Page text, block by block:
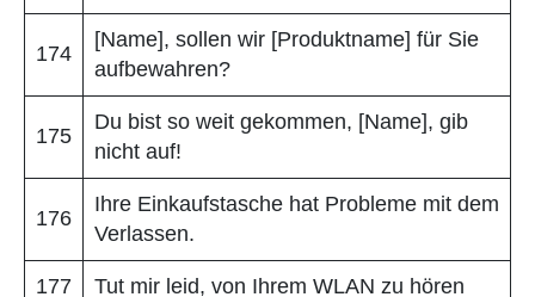
174
[Name], sollen wir [Produktname] für Sie
aufbewahren?
175
Du bist so weit gekommen, [Name], gib
nicht auf!
176
Ihre Einkaufstasche hat Probleme mit dem
Verlassen.
177 Tut mir leid, von Ihrem WLAN zu hören